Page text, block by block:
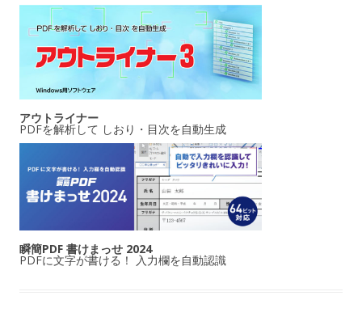
アウトライナー
PDFを解析して しおり・目次を自動生成
瞬簡PDF 書けまっせ 2024
PDFに文字が書ける！ 入力欄を自動認識